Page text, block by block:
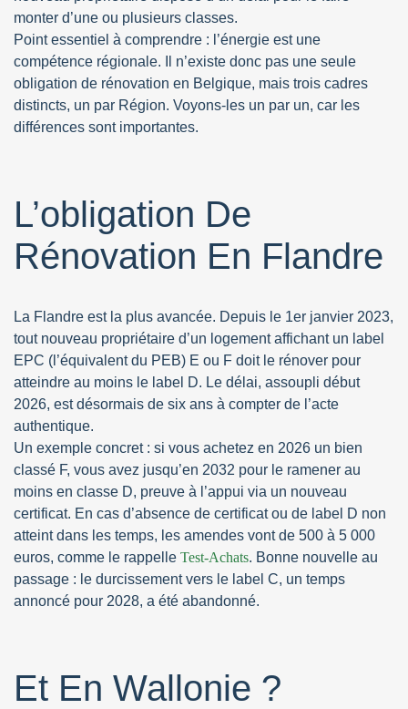
monter d’une ou plusieurs classes.
Point essentiel à comprendre : l’énergie est une
compétence régionale. Il n’existe donc pas une seule
obligation de rénovation en Belgique, mais trois cadres
distincts, un par Région. Voyons-les un par un, car les
différences sont importantes.
L’obligation De
Rénovation En Flandre
La Flandre est la plus avancée. Depuis le 1er janvier 2023,
tout nouveau propriétaire d’un logement affichant un label
EPC (l’équivalent du PEB) E ou F doit le rénover pour
atteindre au moins le label D. Le délai, assoupli début
2026, est désormais de six ans à compter de l’acte
authentique.
Un exemple concret : si vous achetez en 2026 un bien
classé F, vous avez jusqu’en 2032 pour le ramener au
moins en classe D, preuve à l’appui via un nouveau
certificat. En cas d’absence de certificat ou de label D non
atteint dans les temps, les amendes vont de 500 à 5 000
euros, comme le rappelle Test-Achats. Bonne nouvelle au
passage : le durcissement vers le label C, un temps
annoncé pour 2028, a été abandonné.
Et En Wallonie ?